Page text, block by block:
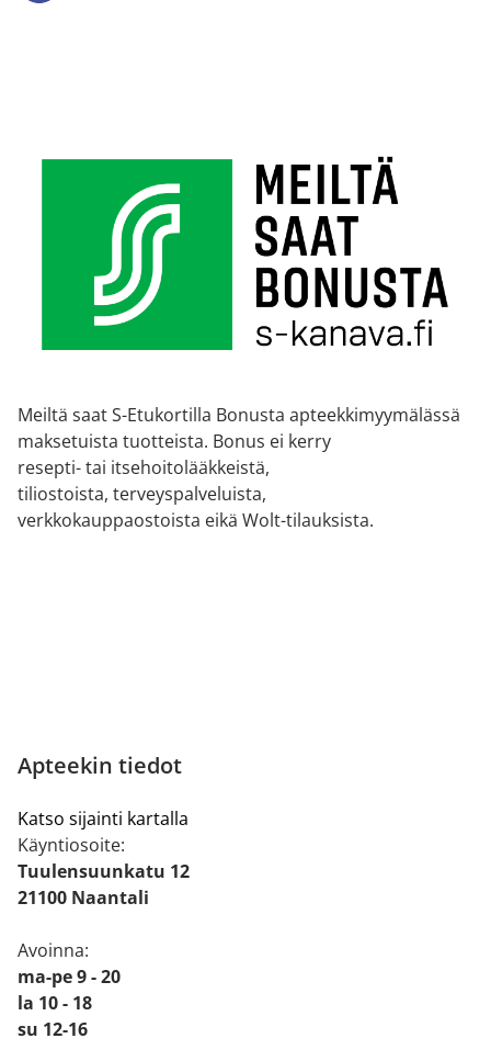
Meiltä saat S-Etukortilla Bonusta apteekkimyymälässä
maksetuista tuotteista. Bonus ei kerry
resepti- tai itsehoitolääkkeistä,
tiliostoista, terveyspalveluista,
verkkokauppaostoista eikä Wolt-tilauksista.
Apteekin tiedot
Katso sijainti kartalla
Käyntiosoite:
Tuulensuunkatu 12
21100 Naantali
Avoinna:
ma-pe 9 - 20
la 10 - 18
su 12-16